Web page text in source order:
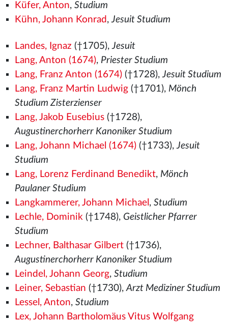
Küfer, Anton, Studium
Kühn, Johann Konrad ,Jesuit Studium
Landes, Ignaz (†1705),Jesuit
Lang, Anton (1674), Priester Studium
Lang, Franz Anton (1674)(†1728),Jesuit Studium
Lang, Franz Martin Ludwig(†1701), Mönch
Studium Zisterzienser
Lang, Jakob Eusebius(†1728),
Augustinerchorherr Kanoniker Studium
Lang, Johann Michael (1674)(†1733),Jesuit
Studium
Lang, Lorenz Ferdinand Benedikt, Mönch
Paulaner Studium
Langkammerer, Johann Michael , Studium
Lechle, Dominik(†1748), Geistlicher Pfarrer
Studium
Lechner, Balthasar Gilbert(†1736),
Augustinerchorherr Kanoniker Studium
Leindel, Johann Georg, Studium
Leiner, Sebastian (†1730),Arzt Mediziner Studium
Lessel, Anton, Studium
Lex, Johann Bartholomäus Vitus Wolfgang